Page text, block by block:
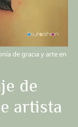
de gracia y arte en
de
artista